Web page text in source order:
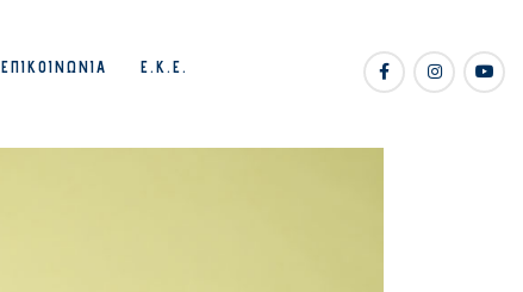
ΕΠΙΚΟΙΝΩΝΊΑ Ε.Κ.Ε.